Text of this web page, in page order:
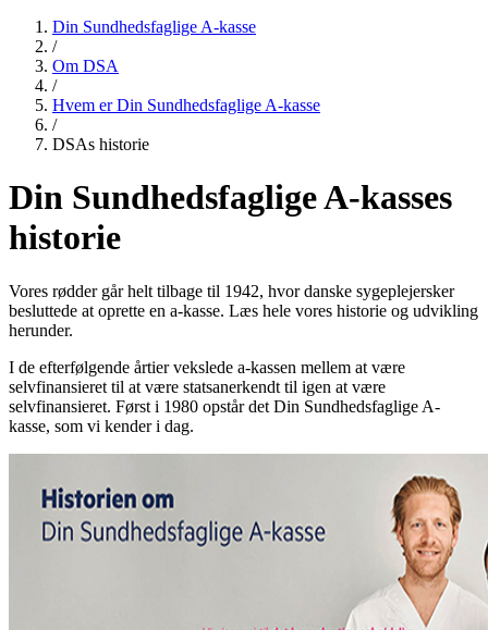
Din Sundhedsfaglige A-kasse
/
Om DSA
/
Hvem er Din Sundhedsfaglige A-kasse
/
DSAs historie
Din Sundhedsfaglige A-kasses
historie
Vores rødder går helt tilbage til 1942, hvor danske sygeplejersker
besluttede at oprette en a-kasse. Læs hele vores historie og udvikling
herunder.
I de efterfølgende årtier vekslede a-kassen mellem at være
selvfinansieret til at være statsanerkendt til igen at være
selvfinansieret. Først i 1980 opstår det Din Sundhedsfaglige A-
kasse, som vi kender i dag.